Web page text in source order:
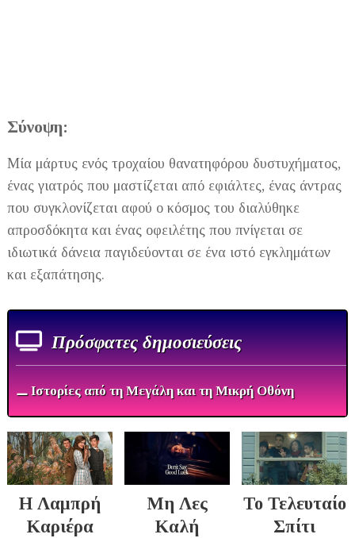
Σύνοψη:
Μία μάρτυς ενός τροχαίου θανατηφόρου δυστυχήματος,
ένας γιατρός που μαστίζεται από εφιάλτες, ένας άντρας
που συγκλονίζεται αφού ο κόσμος του διαλύθηκε
απροσδόκητα και ένας οφειλέτης που πνίγεται σε
ιδιωτικά δάνεια παγιδεύονται σε ένα ιστό εγκλημάτων
και εξαπάτησης.
Πρόσφατες δημοσιεύσεις
⚊ Ιστορίες από τη Μεγάλη και τη Μικρή Οθόνη
Η Λαμπρή
Καριέρα
Μη Λες
Καλή
Το Τελευταίο
Σπίτι